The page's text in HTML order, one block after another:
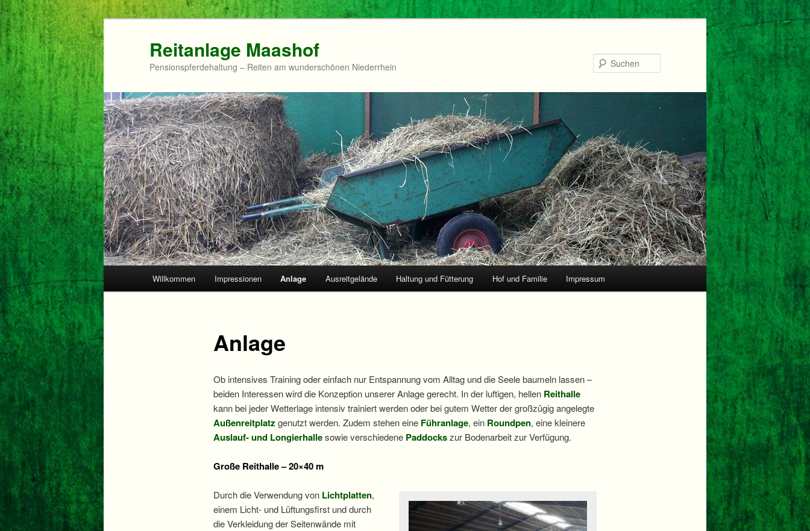
Zum
primären
Inhalt
springen
Reitanlage Maashof
Pensionspferdehaltung – Reiten am wunderschönen Niederrhein
Willkommen Impressionen Anlage Ausreitgelände Haltung und Fütterung Hof und Familie Impressum
Anlage
Ob intensives Training oder einfach nur Entspannung vom Alltag und die Seele baumeln lassen –
beiden Interessen wird die Konzeption unserer Anlage gerecht. In der luftigen, hellen Reithalle
kann bei jeder Wetterlage intensiv trainiert werden oder bei gutem Wetter der großzügig angelegte
Außenreitplatz genutzt werden. Zudem stehen eine Führanlage, ein Roundpen, eine kleinere
Auslauf- und Longierhallesowie verschiedene Paddockszur Bodenarbeit zur Verfügung.
Große Reithalle – 20×40 m
Durch die Verwendung von Lichtplatten,
einem Licht- und Lüftungsfirst und durch
die Verkleidung der Seitenwände mit